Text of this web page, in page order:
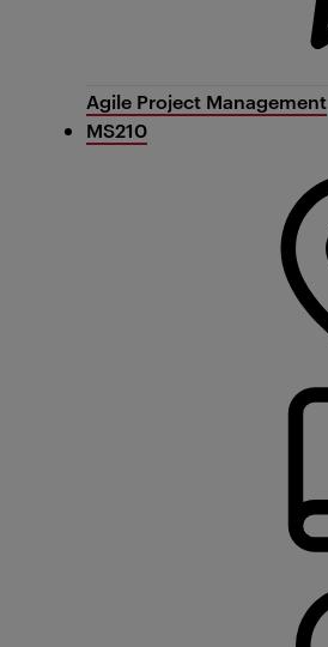
Agile Project Management
MS210